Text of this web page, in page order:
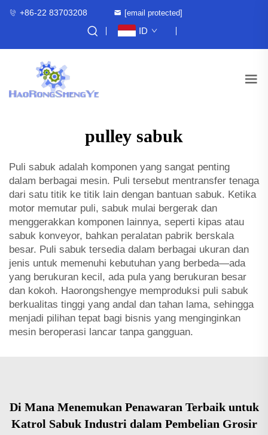
+86-22 83703208 [email protected]
ID
pulley sabuk
Puli sabuk adalah komponen yang sangat penting
dalam berbagai mesin. Puli tersebut mentransfer tenaga
dari satu titik ke titik lain dengan bantuan sabuk. Ketika
motor memutar puli, sabuk mulai bergerak dan
menggerakkan komponen lainnya, seperti kipas atau
sabuk konveyor, bahkan peralatan pabrik berskala
besar. Puli sabuk tersedia dalam berbagai ukuran dan
jenis untuk memenuhi kebutuhan yang berbeda—ada
yang berukuran kecil, ada pula yang berukuran besar
dan kokoh. Haorongshengye memproduksi puli sabuk
berkualitas tinggi yang andal dan tahan lama, sehingga
menjadi pilihan tepat bagi bisnis yang menginginkan
mesin beroperasi lancar tanpa gangguan.
Di Mana Menemukan Penawaran Terbaik untuk
Katrol Sabuk Industri dalam Pembelian Grosir